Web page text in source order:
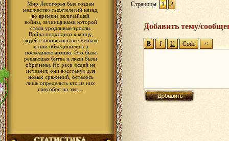
Мир Лесогорья был создан
множество тысячелетий назад,
во времена величайшей
войны, зачинщиками которой
стали уродливые тролли.
Война подходила к концу,
людей становилось все меньше
и они объединились в
последнюю армию. Это была
решающая битва и люди были
обречены. Но раса людей не
исчезнет, они восстанут для
новых сражений, осталось
лишь определить кто из них
способен на это…
Страницы 1 2
Добавить тему/